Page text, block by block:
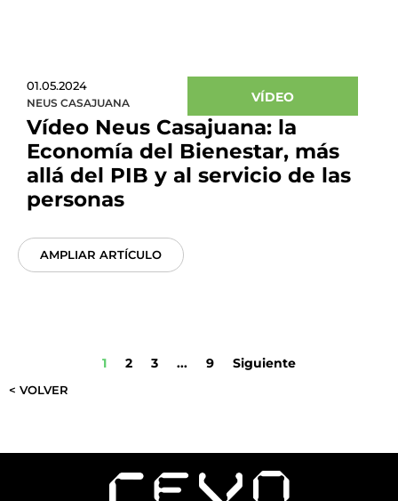
01.05.2024
NEUS CASAJUANA VÍDEO
Vídeo Neus Casajuana: la
Economía del Bienestar, más
allá del PIB y al servicio de las
personas
AMPLIAR ARTÍCULO
1 2 3 ... 9 Siguiente
< VOLVER